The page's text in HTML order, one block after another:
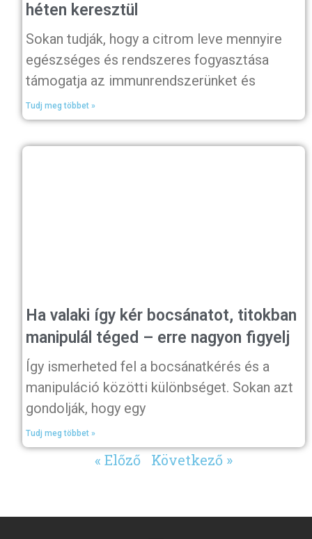
héten keresztül
Sokan tudják, hogy a citrom leve mennyire
egészséges és rendszeres fogyasztása
támogatja az immunrendszerünket és
Tudj meg többet »
Ha valaki így kér bocsánatot, titokban
manipulál téged – erre nagyon figyelj
Így ismerheted fel a bocsánatkérés és a
manipuláció közötti különbséget. Sokan azt
gondolják, hogy egy
Tudj meg többet »
« Előző Következő »